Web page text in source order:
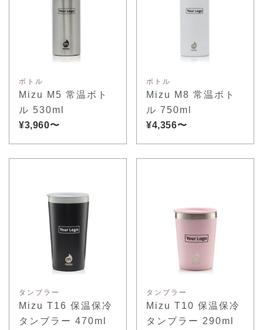
ボトル
Mizu M5 常温ボト
ル 530ml
¥3,960〜
ボトル
Mizu M8 常温ボト
ル 750ml
¥4,356〜
タンブラー
Mizu T16 保温保冷
タンブラー 470ml
タンブラー
Mizu T10 保温保冷
タンブラー 290ml